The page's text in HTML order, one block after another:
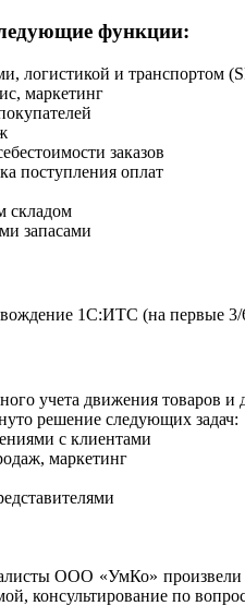
функции:
логистикой и транспортом
маркетинг
заказов
поступления оплат
складом
запасами
1С:ИТС (на первые
учета движения
решение следующих задач:
с клиентами
маркетинг
ООО «УмКо» произвели
консультирование по